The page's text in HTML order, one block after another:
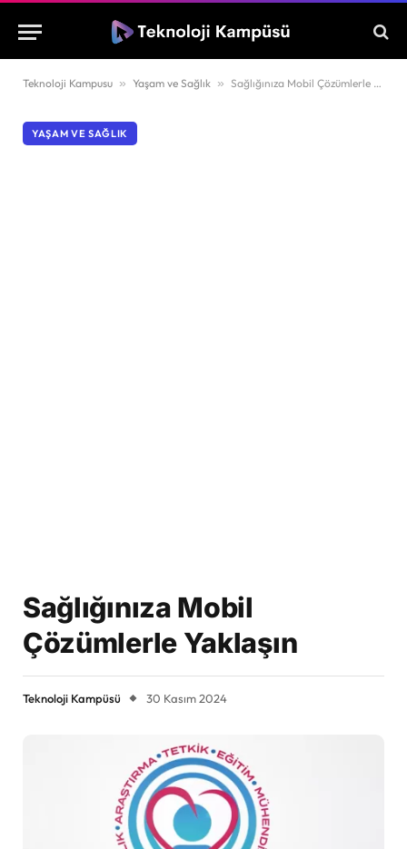
Teknoloji Kampusu » Yaşam ve Sağlık » Sağlığınıza Mobil Çözümlerle Yaklaşın
YAŞAM VE SAĞLIK
Sağlığınıza Mobil
Çözümlerle Yaklaşın
Teknoloji Kampüsü 30 Kasım 2024